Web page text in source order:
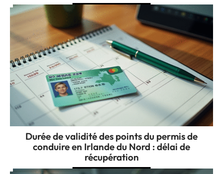
Durée de validité des points du permis de
conduire en Irlande du Nord : délai de
récupération